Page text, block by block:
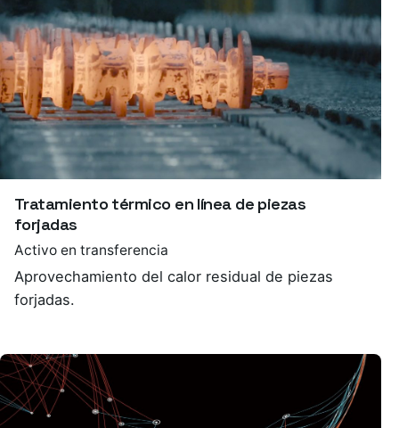
Tratamiento térmico en línea de piezas
forjadas
Activo en transferencia
Aprovechamiento del calor residual de piezas
forjadas.